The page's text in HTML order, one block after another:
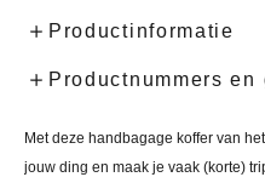
Productinformatie
Productnummers en
Met deze handbagage koffer van
jouw ding en maak je vaak (korte)